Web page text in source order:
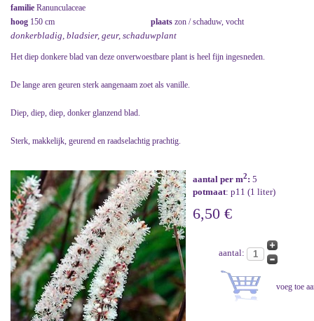
familie Ranunculaceae
hoog 150 cm plaats zon / schaduw, vocht
donkerbladig, bladsier, geur, schaduwplant
Het diep donkere blad van deze onverwoestbare plant is heel fijn ingesneden.
De lange aren geuren sterk aangenaam zoet als vanille.
Diep, diep, diep, donker glanzend blad.
Sterk, makkelijk, geurend en raadselachtig prachtig.
aantal per m2: 5
potmaat: p11 (1 liter)
6,50 €
aantal: